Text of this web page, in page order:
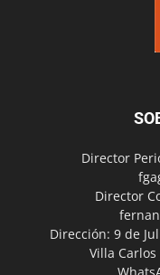
Director
Director
Dirección: 9 de
Villa